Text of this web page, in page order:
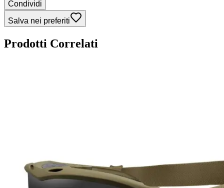
Condividi
Salva nei preferiti
Prodotti Correlati